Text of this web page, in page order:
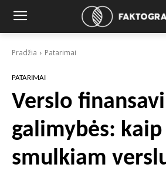
Pradžia Patarimai
PATARIMAI
Verslo
galimybės: kaip
smulkiam